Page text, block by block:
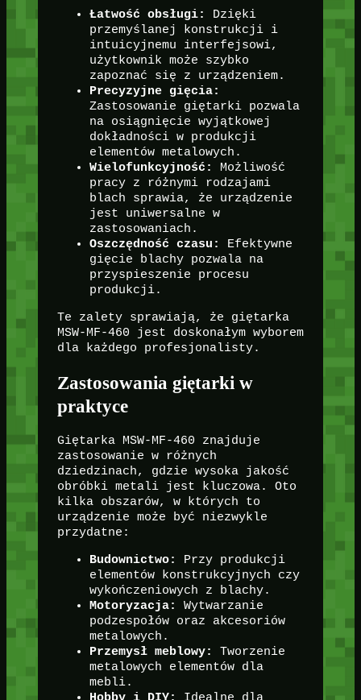
Łatwość obsługi:
Dzięki
przemyślanej konstrukcji i
intuicyjnemu interfejsowi,
użytkownik może szybko
zapoznać się z urządzeniem.
Precyzyjne gięcia:
Zastosowanie giętarki pozwala
na osiągnięcie wyjątkowej
dokładności w produkcji
elementów metalowych.
Wielofunkcyjność:
Możliwość
pracy z różnymi rodzajami
blach sprawia, że urządzenie
jest uniwersalne w
zastosowaniach.
Oszczędność czasu:
Efektywne
gięcie blachy pozwala na
przyspieszenie procesu
produkcji.
Te zalety sprawiają, że giętarka
MSW-MF-460 jest doskonałym wyborem
dla każdego profesjonalisty.
Zastosowania giętarki w
praktyce
Giętarka MSW-MF-460 znajduje
zastosowanie w różnych
dziedzinach, gdzie wysoka jakość
obróbki metali jest kluczowa. Oto
kilka obszarów, w których to
urządzenie może być niezwykle
przydatne:
Budownictwo:
Przy produkcji
elementów konstrukcyjnych czy
wykończeniowych z blachy.
Motoryzacja:
Wytwarzanie
podzespołów oraz akcesoriów
metalowych.
Przemysł meblowy:
Tworzenie
metalowych elementów dla
mebli.